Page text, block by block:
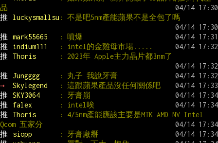
品
推
luckysmallsu : 不是吧5nm產能蘋果不是全包了嗎
推 mark55665
: 噴爆
推
indium111
: intel的金雞母市場.....
推
Thoris : 2023年 Apple主力晶片都3nm了
推 Jungggg
: 丸子 我說牙膏
→
Skylegend
: 這跟蘋果產品沒任何關係吧
推
SKY3064
: 牙膏崩
推
falex
: intel唉
推
Thoris
: 4/5nm產能應該主要是MTK AMD NV Intel
Qcom 五家分
推
siopp
: 牙膏廠掰